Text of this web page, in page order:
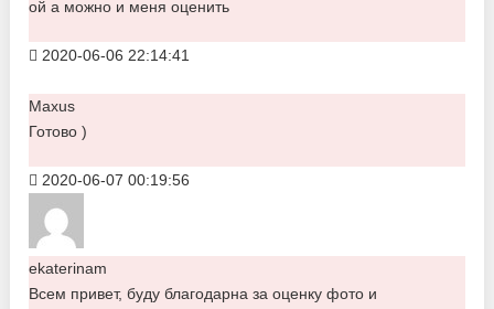
ой а можно и меня оценить
2020-06-06 22:14:41
Maxus
Готово )
2020-06-07 00:19:56
ekaterinam
Всем привет, буду благодарна за оценку фото и